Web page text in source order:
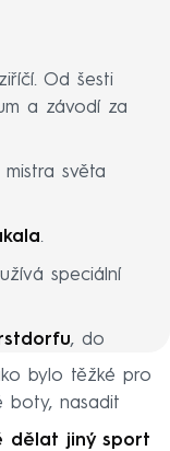
Od šesti
a závodí za
světa
.
speciální
, do
ve
sleduje
bylo těžké pro
boty, nasadit
dělat jiný sport